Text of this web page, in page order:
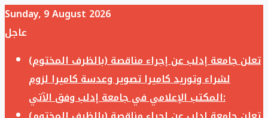
Sunday, 9 August 2026
عاجل
تعلن جامعة إدلب عن إجراء مناقصة (بالظرف المختوم)
لشراء وتوريد كاميرا تصوير وعدسة كاميرا لزوم
المكتب الإعلامي في جامعة إدلب وفق الآتي: